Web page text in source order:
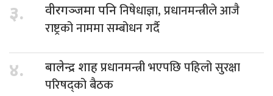
३. वीरगञ्जमा पनिनिषेधाज्ञा, प्रधानमन्त्रीले आजै
राष्ट्रको नाममा सम्बोधन गर्दै
४. बालेन्द्र शाहप्रधानमन्त्री भएपछि पहिलो सुरक्षा
परिषद्को बैठक